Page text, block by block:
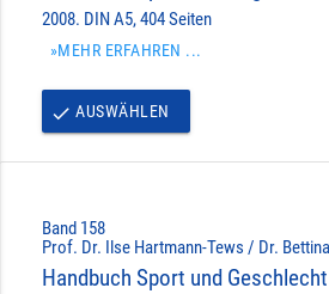
2008. DIN A5, 404 Seiten
»MEHR ERFAHREN ...
done AUSWÄHLEN
Band 158
Prof. Dr. Ilse Hartmann-Tews / Dr.
Handbuch Sport und Geschlecht